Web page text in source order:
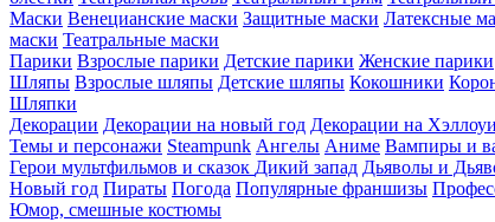
Маски Венецианские маски Защитные маски Латексные
маски Театральные маски
Парики Взрослые парики Детские парики Женские парики
Шляпы Взрослые шляпы Детские шляпы Кокошники
Шляпки
Декорации Декорации на новый год Декорации на
Темы и персонажи Steampunk Ангелы Аниме Вампиры и
Герои мультфильмов и сказок Дикий запад Дьяволы и
Новый год Пираты Погода Популярные франшизы
Юмор, смешные костюмы